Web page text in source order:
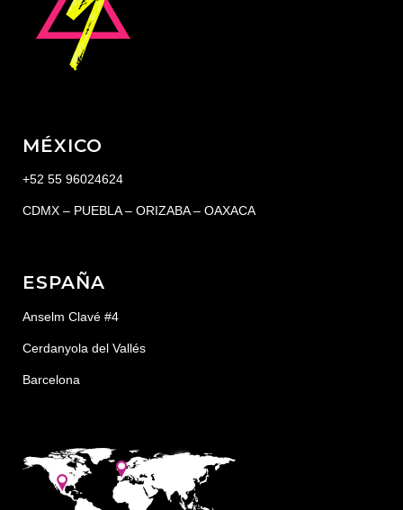
MÉXICO
+52 55 96024624
CDMX – PUEBLA – ORIZABA – OAXACA
ESPAÑA
Anselm Clavé #4
Cerdanyola del Vallés
Barcelona